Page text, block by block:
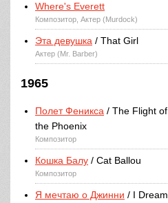
Where's Everett
Композитор, Актер (Murdock)
Эта девушка / That Girl
Актер (Mr. Barber)
1965
Полет Феникса / The Flight of
the Phoenix
Композитор
Кошка Балу / Cat Ballou
Композитор
Я мечтаю о Джинни / I Dream